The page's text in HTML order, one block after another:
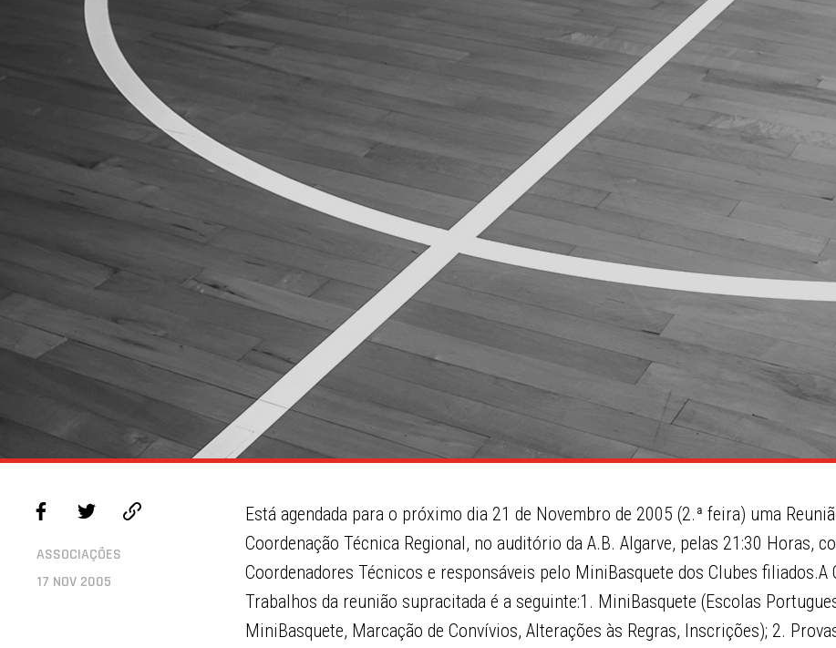
ASSOCIAÇÕES
17 NOV 2005
Está agendada para o próximo dia 21 de Novembro de 2005 (2.ª feira) uma
Coordenação Técnica Regional, no auditório da A.B. Algarve, pelas 21:30 Horas,
Coordenadores Técnicos e responsáveis pelo MiniBasquete dos Clubes filiados.A
Trabalhos da reunião supracitada é a seguinte:1. MiniBasquete (Escolas
MiniBasquete, Marcação de Convívios, Alterações às Regras, Inscrições); 2.